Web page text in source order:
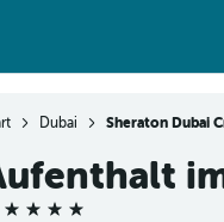
Dubai Sheraton Dubai